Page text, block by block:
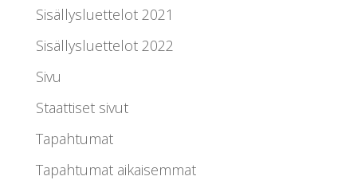
Sisällysluettelot 2021
Sisällysluettelot 2022
Sivu
Staattiset sivut
Tapahtumat
Tapahtumat aikaisemmat